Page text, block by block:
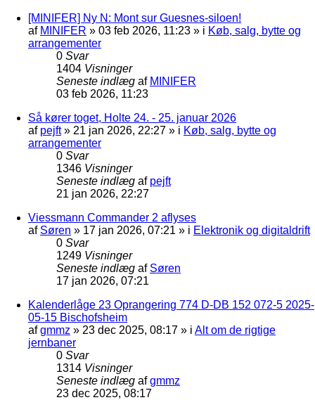
[MINIFER] Ny N: Mont sur Guesnes-siloen!
af MINIFER » 03 feb 2026, 11:23 » i Køb, salg, bytte og
arrangementer
0 Svar
1404 Visninger
Seneste indlæg af MINIFER
03 feb 2026, 11:23
Så kører toget, Holte 24. - 25. januar 2026
af pejft» 21 jan 2026, 22:27 » i Køb, salg, bytte og
arrangementer
0 Svar
1346 Visninger
Seneste indlæg af pejft
21 jan 2026, 22:27
Viessmann Commander 2 aflyses
af Søren » 17 jan 2026, 07:21 » i Elektronik og digitaldrift
0 Svar
1249 Visninger
Seneste indlæg af Søren
17 jan 2026, 07:21
Kalenderlåge 23 Oprangering 774 D-DB 152 072-5 2025-
05-15 Bischofsheim
afgmmz » 23 dec 2025, 08:17 » i Alt om de rigtige
jernbaner
0 Svar
1314 Visninger
Seneste indlæg afgmmz
23 dec 2025, 08:17